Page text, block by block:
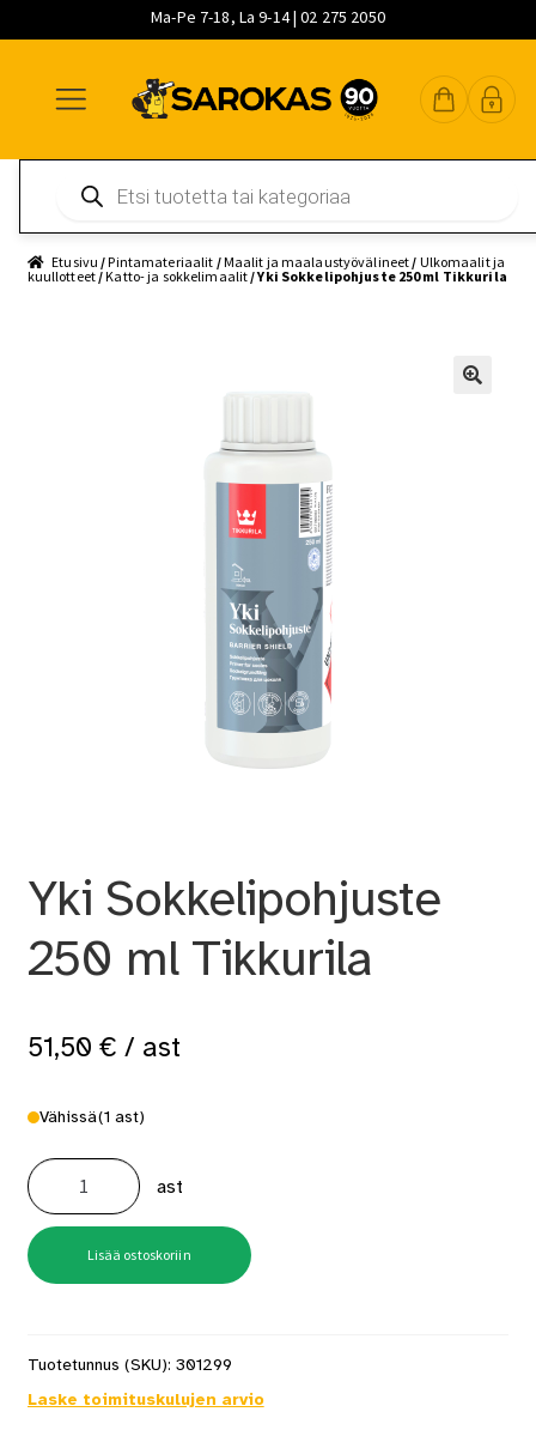
Ma-Pe 7-18, La 9-14 | 02 275 2050
navigointiin
sisältöön
pääsisältöön
search
Etusivu /Pintamateriaalit /Maalit ja maalaustyövälineet / Ulkomaalit ja
kuullotteet/Katto- ja sokkelimaalit / Yki Sokkelipohjuste 250 ml Tikkurila
Yki Sokkelipohjuste
250 ml Tikkurila
51,50 € / ast
Vähissä(1 ast)
Yki
Sokkelipohjuste
250
ml
Tikkurila
määrä
ast
Lisää ostoskoriin
Tuotetunnus (SKU): 301299
Laske toimituskulujen arvio